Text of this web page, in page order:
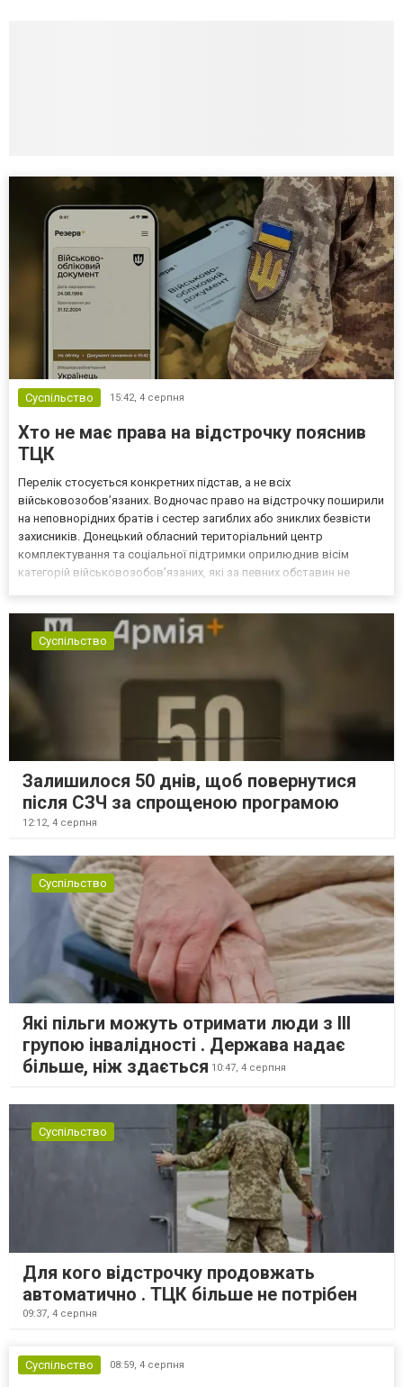
Суспільство 15:42, 4 серпня
Хто не має права на відстрочку пояснив
ТЦК
Перелік стосується конкретних підстав, а не всіх
військовозобов’язаних. Водночас право на відстрочку поширили
на неповнорідних братів і сестер загиблих або зниклих безвісти
захисників. Донецький обласний територіальний центр
комплектування та соціальної підтримки оприлюднив вісім
категорій військовозобов’язаних, які за певних обставин не
Суспільство
Залишилося 50 днів, щоб повернутися
після СЗЧ за спрощеною програмою
12:12, 4 серпня
Суспільство
Які пільги можуть отримати люди з III
групою інвалідності . Держава надає
більше, ніж здається 10:47, 4 серпня
Суспільство
Для кого відстрочку продовжать
автоматично . ТЦК більше не потрібен
09:37, 4 серпня
Суспільство 08:59, 4 серпня